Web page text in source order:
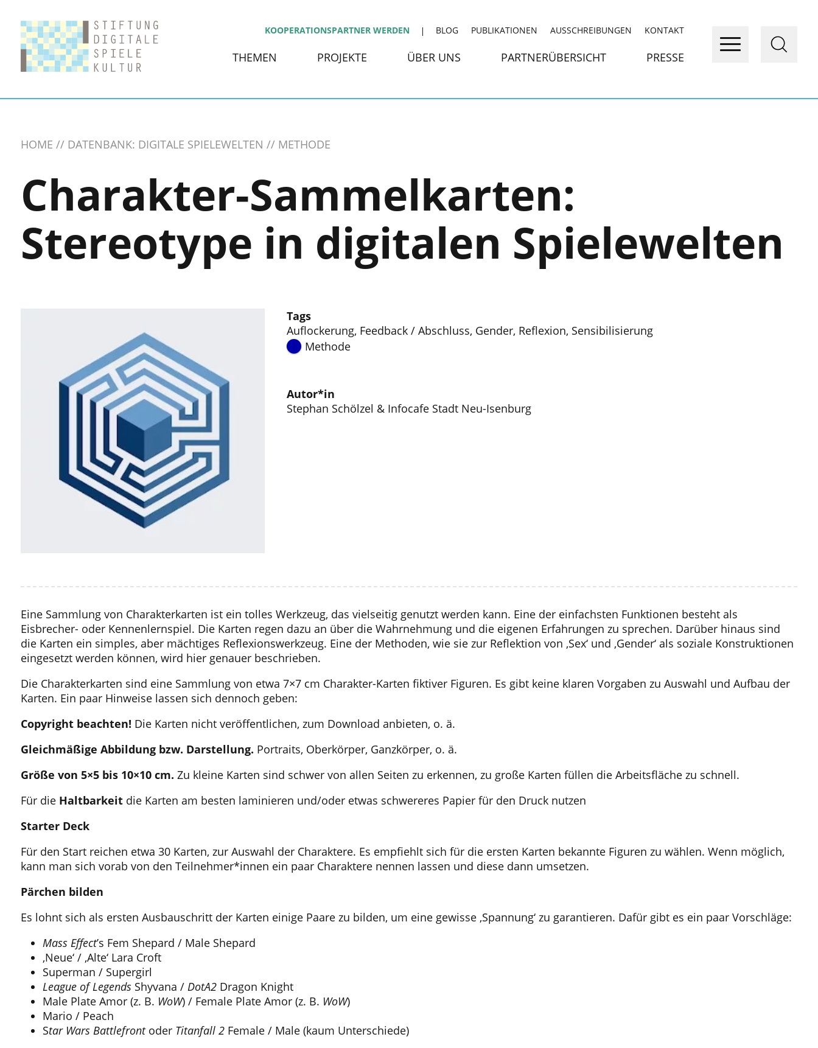
KOOPERATIONSPARTNER WERDEN BLOG PUBLIKATIONEN AUSSCHREIBUNGEN KONTAKT
THEMEN PROJEKTE ÜBER UNS PARTNERÜBERSICHT PRESSE
HOME DATENBANK: DIGITALE SPIELEWELTEN METHODE
Charakter-Sammelkarten:
Stereotype in digitalen Spielewelten
Tags
Auflockerung, Feedback / Abschluss, Gender, Reflexion, Sensibilisierung
Methode
Autor*in
Stephan Schölzel & Infocafe Stadt Neu-Isenburg
Eine Sammlung von Charakterkarten ist ein tolles Werkzeug, das vielseitig genutzt werden kann. Eine der einfachsten Funktionen besteht als
Eisbrecher- oder Kennenlernspiel. Die Karten regen dazu an über die Wahrnehmung und die eigenen Erfahrungen zu sprechen. Darüber hinaus sind
die Karten ein simples, aber mächtiges Reflexionswerkzeug. Eine der Methoden, wie sie zur Reflektion von ‚Sex‘ und ‚Gender‘ als soziale Konstruktionen
eingesetzt werden können, wird hier genauer beschrieben.
Die Charakterkarten sind eine Sammlung von etwa 7×7 cm Charakter-Karten fiktiver Figuren. Es gibt keine klaren Vorgaben zu Auswahl und Aufbau der
Karten. Ein paar Hinweise lassen sich dennoch geben:
Copyright beachten! Die Karten nicht veröffentlichen, zum Download anbieten, o. ä.
Gleichmäßige Abbildung bzw. Darstellung. Portraits, Oberkörper, Ganzkörper, o. ä.
Größe von 5×5 bis 10×10 cm. Zu kleine Karten sind schwer von allen Seiten zu erkennen, zu große Karten füllen die Arbeitsfläche zu schnell.
Für die Haltbarkeitdie Karten am besten laminieren und/oder etwas schwereres Papier für den Druck nutzen
Starter Deck
Für den Start reichen etwa 30 Karten, zur Auswahl der Charaktere. Es empfiehlt sich für die ersten Karten bekannte Figuren zu wählen. Wenn möglich,
kann man sich vorab von den Teilnehmer*innen ein paar Charaktere nennen lassen und diese dann umsetzen.
Pärchen bilden
Es lohnt sich als ersten Ausbauschritt der Karten einige Paare zu bilden, um eine gewisse ‚Spannung‘ zu garantieren. Dafür gibt es ein paar Vorschläge:
Mass Effect’s Fem Shepard / Male Shepard
‚Neue‘ / ‚Alte‘ Lara Croft
Superman / Supergirl
League of LegendsShyvana / DotA2Dragon Knight
Male Plate Amor (z. B. WoW) / Female Plate Amor (z. B. WoW)
Mario / Peach
Star Wars Battlefrontoder Titanfall 2Female / Male (kaum Unterschiede)